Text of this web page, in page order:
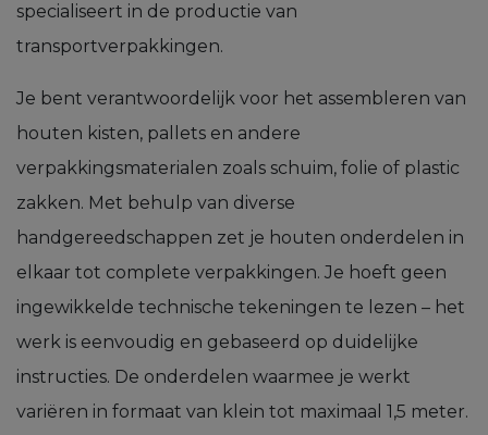
specialiseert in de productie van
transportverpakkingen.
Je bent verantwoordelijk voor het assembleren van
houten kisten, pallets en andere
verpakkingsmaterialen zoals schuim, folie of plastic
zakken. Met behulp van diverse
handgereedschappen zet je houten onderdelen in
elkaar tot complete verpakkingen. Je hoeft geen
ingewikkelde technische tekeningen te lezen – het
werk is eenvoudig en gebaseerd op duidelijke
instructies. De onderdelen waarmee je werkt
variëren in formaat van klein tot maximaal 1,5 meter.